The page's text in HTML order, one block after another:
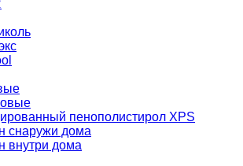
пенополистирол XPS
снаружи дома
внутри дома